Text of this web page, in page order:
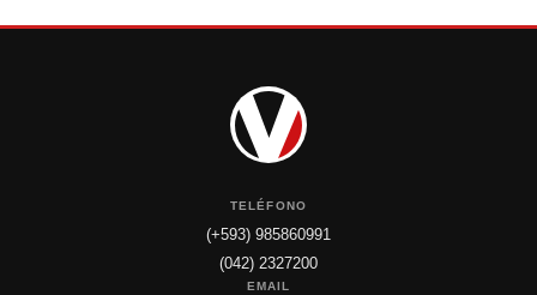
TELÉFONO
(+593) 985860991
(042) 2327200
EMAIL